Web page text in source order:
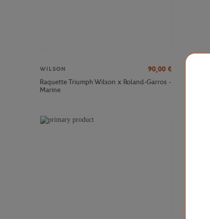
WILSON 90,00 €
Raquette Triumph Wilson x Roland-Garros -
Marine